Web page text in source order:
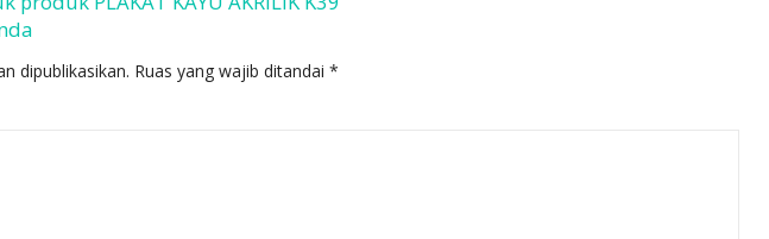
dipublikasikan. Ruas yang wajib ditandai *